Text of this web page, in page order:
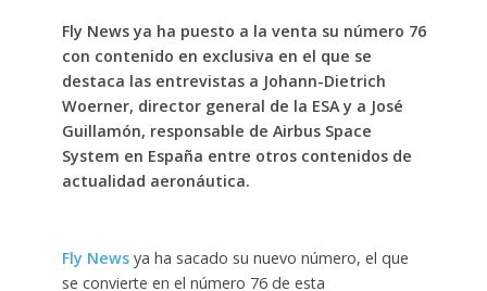
Fly News ya ha puesto a la venta su número 76
con contenido en exclusiva en el que se
destaca las entrevistas a Johann-Dietrich
Woerner, director general de la ESA y a José
Guillamón, responsable de Airbus Space
System en España entre otros contenidos de
actualidad aeronáutica.
Fly News ya ha sacado su nuevo número, el que
se convierte en el número 76 de esta